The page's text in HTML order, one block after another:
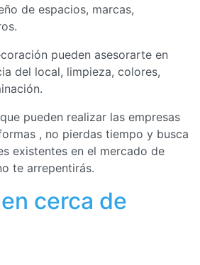
de espacios, marcas,
pueden asesorarte en
del local, limpieza, colores,
pueden realizar las empresas
, no pierdas tiempo y busca
existentes en el mercado de
te arrepentirás.
cerca de